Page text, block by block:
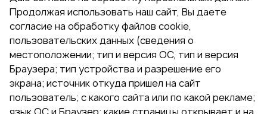
Продолжая использовать наш сайт, Вы даете
согласие на обработку файлов cookie,
пользовательских данных (сведения о
местоположении; тип и версия ОС, тип и версия
Браузера; тип устройства и разрешение его
экрана; источник откуда пришел на сайт
пользователь; с какого сайта или по какой рекламе;